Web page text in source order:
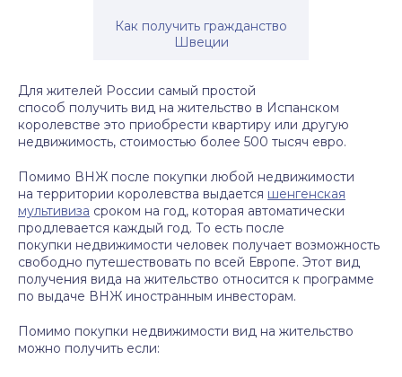
Как получить гражданство
Швеции
Для жителей России самый простой
способ получить вид на жительство в Испанском
королевстве это приобрести квартиру или другую
недвижимость, стоимостью более 500 тысяч евро.
Помимо ВНЖ после покупки любой недвижимости
на территории королевства выдается шенгенская
мультивиза сроком на год, которая автоматически
продлевается каждый год. То есть после
покупки недвижимости человек получает возможность
свободно путешествовать по всей Европе. Этот вид
получения вида на жительство относится к программе
по выдаче ВНЖ иностранным инвесторам.
Помимо покупки недвижимости вид на жительство
можно получить если: